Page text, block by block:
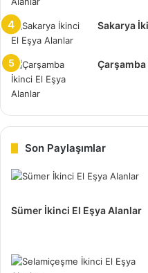
Zeytinburnu ikinci el eşya
gelecek pek çok eşyayı
zaman içerisinde
olabilir. Elinizden
hala hiçbir kusuru yok ve
Yeni aldığınız bir başka
alan yerler bu konuda size,
konusunda da size
mekanda yaşamak isteyen
Sakarya
Son Paylaşımlar
Sümer İkinci El Eşya Alanlar